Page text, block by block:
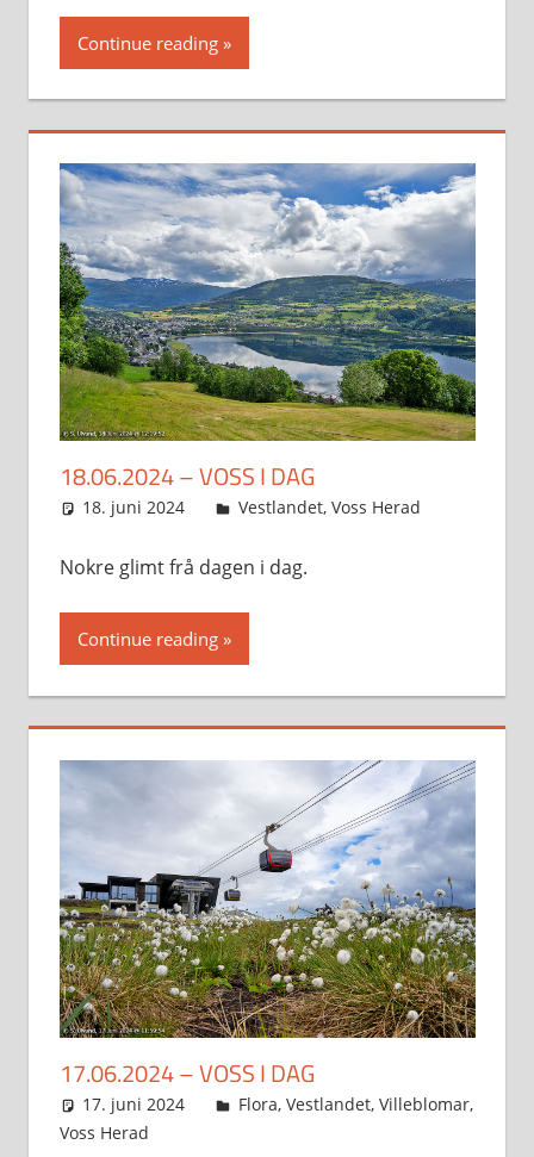
Continue reading
18.06.2024 – VOSS I DAG
18. juni 2024 Svein
Vestlandet, Voss Herad
Nokre glimt frå dagen i dag.
Continue reading
17.06.2024 – VOSS I DAG
17. juni 2024 Svein
Flora, Vestlandet, Villeblomar,
Voss Herad